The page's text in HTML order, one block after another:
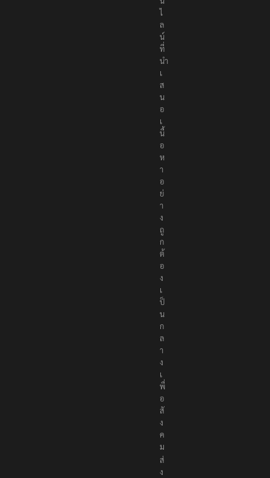
ไ
ล
น์
ที่
นำ
เ
ส
น
อ
เ
นื้
อ
ห
า
อ
ย่
า
ง
ถู
ก
ต้
อ
ง
เ
ป็
น
ก
ล
า
ง
เ
พื่
อ
สั
ง
ค
ม
ส่
ง